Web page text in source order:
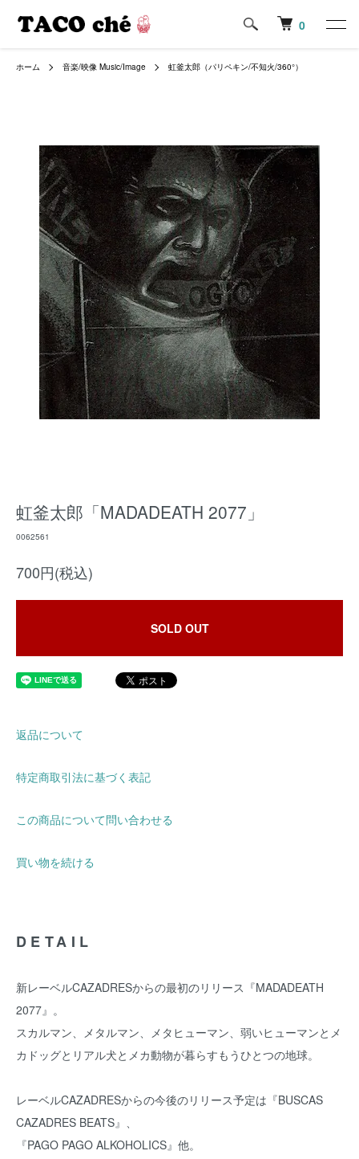
0
ホーム 音楽/映像 Music/Image 虹釜太郎（パリペキン/不知火/360°）
虹釜太郎「MADADEATH 2077」
0062561
700円(税込)
SOLD OUT
返品について
特定商取引法に基づく表記
この商品について問い合わせる
買い物を続ける
DETAIL
新レーベルCAZADRESからの最初のリリース『MADADEATH
2077』。
スカルマン、メタルマン、メタヒューマン、弱いヒューマンとメ
カドッグとリアル犬とメカ動物が暮らすもうひとつの地球。
レーベルCAZADRESからの今後のリリース予定は『BUSCAS
CAZADRES BEATS』、
『PAGO PAGO ALKOHOLICS』他。